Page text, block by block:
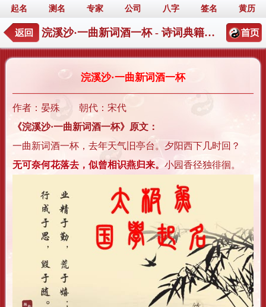
起名 测名 专家 公司 八字 签名 黄历
浣溪沙·一曲新词酒一杯 - 诗词典籍起名详情
浣溪沙·一曲新词酒一杯
作者：晏殊 朝代：宋代
《浣溪沙·一曲新词酒一杯》原文：
一曲新词酒一杯，去年天气旧亭台。夕阳西下几时回？
无可奈何花落去，似曾相识燕归来。 小园香径独徘徊。